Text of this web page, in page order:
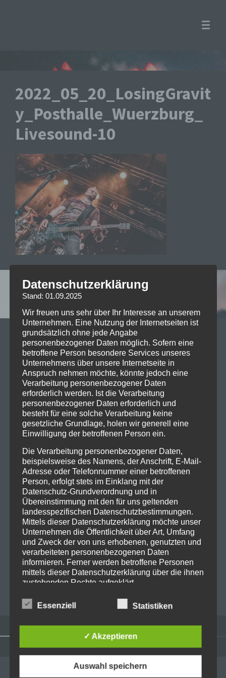
2022_05_20_LosingGravit
y_Posthalle_Wuerzburg_
Livesound-10
Leave a reply
Your email address will not be published. Required
fields are marked *
Kommentar*
Name*
E-Mail-Adresse*
Website
ADMINISTRATION
Datenschutzerklärung
Stand: 01.09.2025
Wir freuen uns sehr über Ihr Interesse an unserem
Unternehmen. Eine Nutzung der Internetseiten ist
grundsätzlich ohne jede Angabe
personenbezogener Daten möglich. Sofern eine
betroffene Person besondere Services unseres
Unternehmens über unsere Internetseite in
Anspruch nehmen möchte, könnte jedoch eine
Verarbeitung personenbezogener Daten
erforderlich werden. Ist die Verarbeitung
personenbezogener Daten erforderlich und
besteht für eine solche Verarbeitung keine
gesetzliche Grundlage, holen wir generell eine
Einwilligung der betroffenen Person ein.
Die Verarbeitung personenbezogener Daten,
beispielsweise des Namens, der Anschrift, E-Mail-
Adresse oder Telefonnummer einer betroffenen
Person, erfolgt stets im Einklang mit der
Datenschutz-Grundverordnung und in
Übereinstimmung mit den für uns geltenden
landesspezifischen Datenschutzbestimmungen.
Mittels dieser Datenschutzerklärung möchte unser
Unternehmen die Öffentlichkeit über Art, Umfang
und Zweck der von uns erhobenen, genutzten und
verarbeiteten personenbezogenen Daten
informieren. Ferner werden betroffene Personen
mittels dieser Datenschutzerklärung über die ihnen
zustehenden Rechte aufgeklärt.
Wir haben als für die Verarbeitung Verantwortlicher
zahlreiche technische und organisatorische
verarbeiteten personenbezogenen Daten
sicherzustellen. Dennoch können Internetbasierte
Datenübertragungen grundsätzlich
Sicherheitslücken aufweisen, sodass ein absoluter
Essenziell Statistiken
✓ Akzeptieren
Auswahl speichern